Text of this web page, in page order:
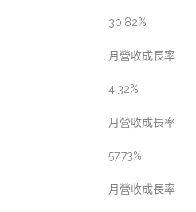
30.82%
月營收成長率
4.32%
月營收成長率
57.73%
月營收成長率